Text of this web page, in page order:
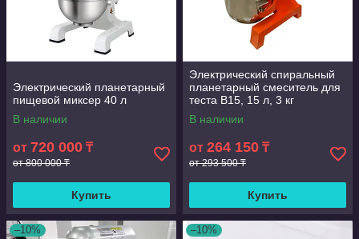
Электрический планетарный
пищевой миксер 40 л
В наличии
от 720 000 ₸
от 800 000 ₸
Купить
Электрический спиральный
планетарный смеситель для
теста B15, 15 л, 3 кг
В наличии
от 264 150 ₸
от 293 500 ₸
Купить
–10% –10%